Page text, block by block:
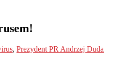
, Prezydent PR Andrzej Duda